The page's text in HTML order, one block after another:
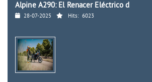
Alpine A290: El Renacer Eléctrico d
28-07-2025 Hits: 6023